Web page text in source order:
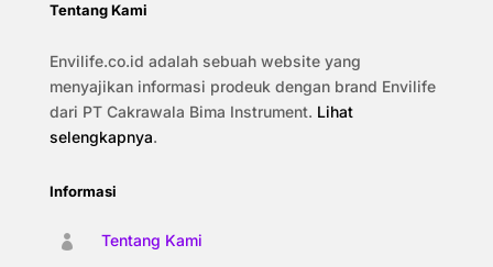
Tentang Kami
Envilife.co.id adalah sebuah website yang
menyajikan informasi prodeuk dengan brand Envilife
dari PT Cakrawala Bima Instrument. Lihat
selengkapnya.
Informasi
 Tentang Kami